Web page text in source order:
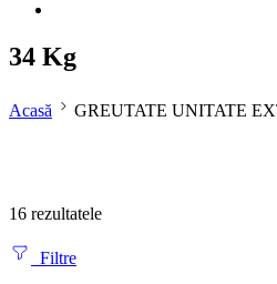
34 Kg
Acasă GREUTATE UNITATE
16 rezultatele
Filtre